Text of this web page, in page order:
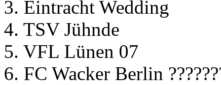
3. Eintracht Wedding
4. TSV Jühnde
5. VFL Lünen 07
6. FC Wacker Berlin